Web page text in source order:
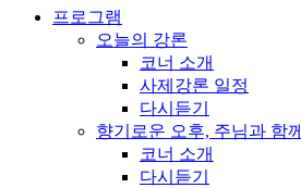
프로그램
오늘의 강론
코너 소개
사제강론 일정
다시듣기
향기로운 오후, 주님과 함께
코너 소개
다시듣기